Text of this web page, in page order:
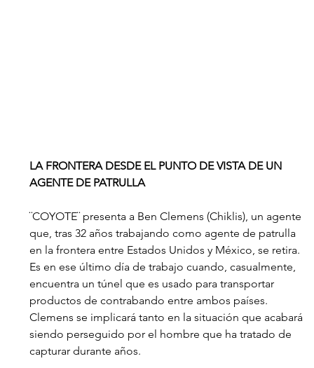
LA FRONTERA DESDE EL PUNTO DE VISTA DE UN
AGENTE DE PATRULLA
¨COYOTE¨ presenta a Ben Clemens (Chiklis), un agente
que, tras 32 años trabajando como agente de patrulla
en la frontera entre Estados Unidos y México, se retira.
Es en ese último día de trabajo cuando, casualmente,
encuentra un túnel que es usado para transportar
productos de contrabando entre ambos países.
Clemens se implicará tanto en la situación que acabará
siendo perseguido por el hombre que ha tratado de
capturar durante años.